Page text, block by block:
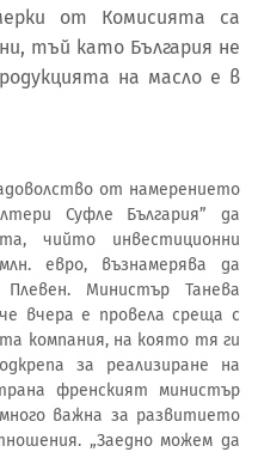
от Комисията са
тъй като България не
на масло е в
от намерението
Суфле България” да
чийто инвестиционни
евро, възнамерява да
Министър Танева
вчера е провела среща с
компания, на която тя ги
за реализиране на
френският министър
важна за развитието
„Заедно можем да